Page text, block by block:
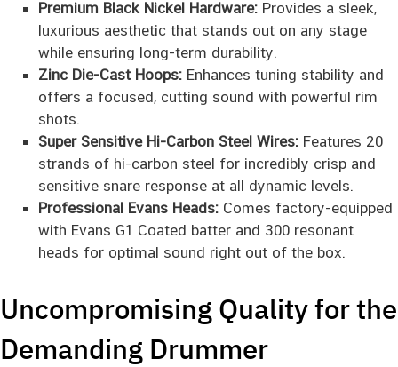
Premium Black Nickel Hardware:Provides a sleek,
luxurious aesthetic that stands out on any stage
while ensuring long-term durability.
Zinc Die-Cast Hoops:Enhances tuning stability and
offers a focused, cutting sound with powerful rim
shots.
Super Sensitive Hi-Carbon Steel Wires:Features 20
strands of hi-carbon steel for incredibly crisp and
sensitive snare response at all dynamic levels.
Professional Evans Heads:Comes factory-equipped
with Evans G1 Coated batter and 300 resonant
heads for optimal sound right out of the box.
Uncompromising Quality for the
Demanding Drummer